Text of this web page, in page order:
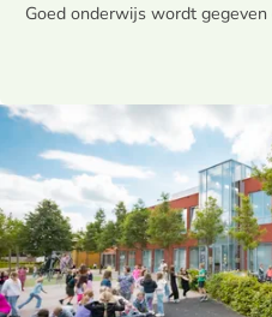
Goed onderwijs wordt